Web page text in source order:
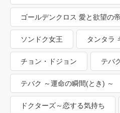
ゴールデンクロス 愛と欲望の
ソンドク女王 タンタラ
チョン・ドジョン テバ
テバク ～運命の瞬間(とき) ～
ドクターズ～恋する気持ち